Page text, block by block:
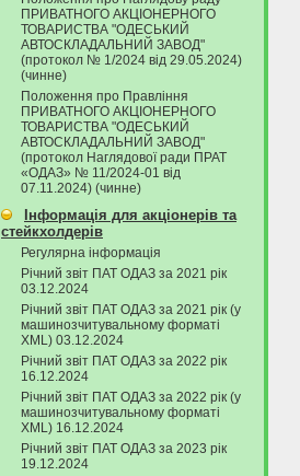
ПРИВАТНОГО АКЦІОНЕРНОГО
ТОВАРИСТВА "ОДЕСЬКИЙ
АВТОСКЛАДАЛЬНИЙ ЗАВОД"
(протокол № 1/2024 від 29.05.2024)
(чинне)
Положення про Правління
ПРИВАТНОГО АКЦІОНЕРНОГО
ТОВАРИСТВА "ОДЕСЬКИЙ
АВТОСКЛАДАЛЬНИЙ ЗАВОД"
(протокол Наглядової ради ПРАТ
«ОДАЗ» № 11/2024-01 від
07.11.2024) (чинне)
Інформація для акціонерів та
стейкхолдерів
Регулярна інформація
Річний звіт ПАТ ОДАЗ за 2021 рік
03.12.2024
Річний звіт ПАТ ОДАЗ за 2021 рік (у
машинозчитувальному форматі
XML) 03.12.2024
Річний звіт ПАТ ОДАЗ за 2022 рік
16.12.2024
Річний звіт ПАТ ОДАЗ за 2022 рік (у
машинозчитувальному форматі
XML) 16.12.2024
Річний звіт ПАТ ОДАЗ за 2023 рік
19.12.2024